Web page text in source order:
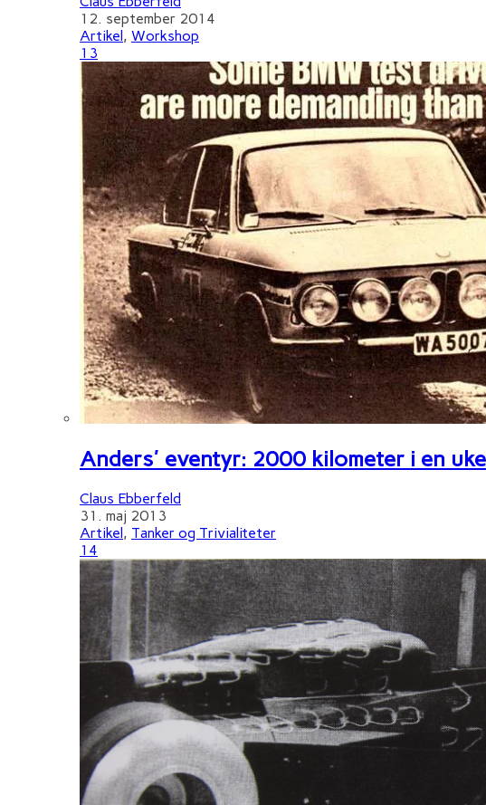
12. september 2014
Artikel , Workshop
13
Anders' eventyr: 2000 kilometer i en
Claus Ebberfeld
31. maj 2013
Artikel , Tanker og Trivialiteter
14